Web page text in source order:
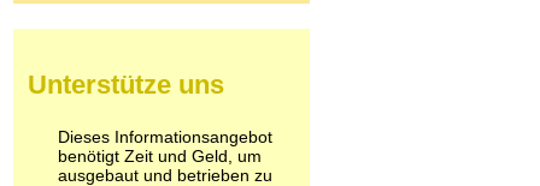
Pilze
Psychopharmaka
Schlafmittel
Schmerzmittel
Unterstütze uns
Dieses Informationsangebot
benötigt Zeit und Geld, um
ausgebaut und betrieben zu